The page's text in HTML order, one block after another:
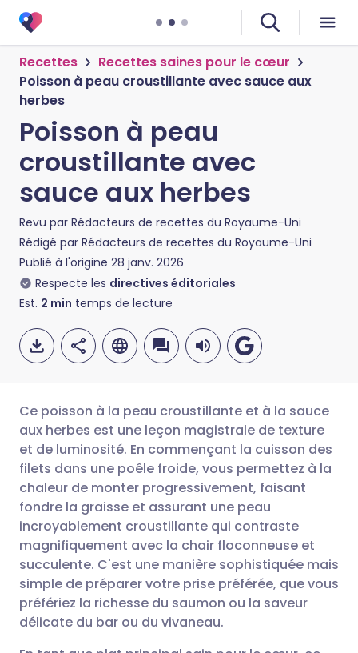
Recettes
Recettes saines pour le cœur
Poisson à peau croustillante avec sauce aux
herbes
Poisson à peau
croustillante avec
sauce aux herbes
Revu par Rédacteurs de recettes du Royaume-Uni
Rédigé par Rédacteurs de recettes du Royaume-Uni
Publié à l'origine 28 janv. 2026
Respecte les directives éditoriales
Est. 2 min temps de lecture
Partager par email
Partager sur Facebook
Partager via LinkedIn
Partager via X
🇬🇧 English 🇩🇪 Deutsch
🇪🇸 Español 🇫🇷 Français
🇮🇹 Italiano 🇵🇹
🇮🇳 हिन्दी 🇮🇱 עברית
Ce poisson à la peau croustillante et à la sauce
aux herbes est une leçon magistrale de texture
et de luminosité. En commençant la cuisson des
filets dans une poêle froide, vous permettez à la
chaleur de monter progressivement, faisant
fondre la graisse et assurant une peau
incroyablement croustillante qui contraste
magnifiquement avec la chair floconneuse et
succulente. C'est une manière sophistiquée mais
simple de préparer votre prise préférée, que vous
préfériez la richesse du saumon ou la saveur
délicate du bar ou du vivaneau.